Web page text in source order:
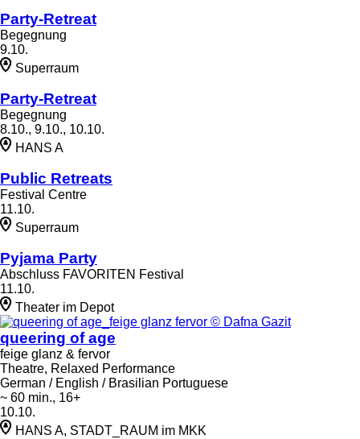
Party-Retreat
Begegnung
9.10.
Superraum
Party-Retreat
Begegnung
8.10., 9.10., 10.10.
HANS A
Public Retreats
Festival Centre
11.10.
Superraum
Pyjama Party
Abschluss FAVORITEN Festival
11.10.
Theater im Depot
queering of age
feige glanz & fervor
Theatre, Relaxed Performance
German / English / Brasilian Portuguese
~ 60 min., 16+
10.10.
HANS A, STADT_RAUM im MKK